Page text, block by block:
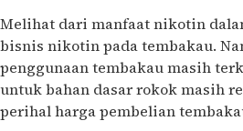
Melihat dari manfaat nikotin
bisnis nikotin pada tembakau.
penggunaan tembakau masih
untuk bahan dasar rokok masih
perihal harga pembelian